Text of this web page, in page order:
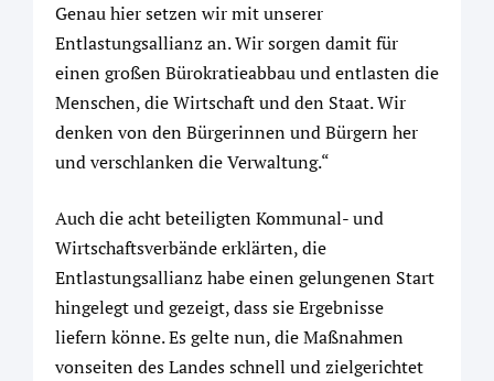
Genau hier setzen wir mit unserer
Entlastungsallianz an. Wir sorgen damit für
einen großen Bürokratieabbau und entlasten die
Menschen, die Wirtschaft und den Staat. Wir
denken von den Bürgerinnen und Bürgern her
und verschlanken die Verwaltung.“
Auch die acht beteiligten Kommunal- und
Wirtschaftsverbände erklärten, die
Entlastungsallianz habe einen gelungenen Start
hingelegt und gezeigt, dass sie Ergebnisse
liefern könne. Es gelte nun, die Maßnahmen
vonseiten des Landes schnell und zielgerichtet